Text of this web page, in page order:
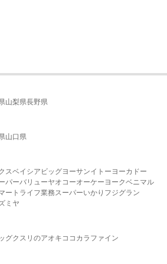
山梨県長野県
山口県
スベイシア ビッグヨーサンイトーヨーカドー
パーバリューヤオコーオーケー ヨークベニマル
ート ライフ業務スーパーいかり フジグラン
ミヤ
グクスリのアオキ ココカラファイン